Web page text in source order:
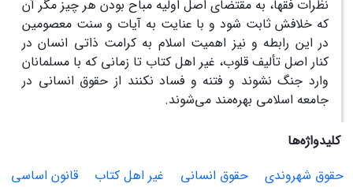
نظرات فقها، به مقتضای اصل اولیه مباح بودن هر چیز مگر آن
که خلافش ثابت شود و با عنایت به آیات و سنت معصومین
در این رابطه و نیز اهمیت اسلام به کرامت ذاتی انسان در
کنار اصل تألیف قلوب، غیر اهل کتاب تا زمانی که با مسلمانان
وارد جنگ نشوند و فتنه و فساد نکنند از حقوق انسانی در
جامعه اسلامی بهره‌مند می‌شوند.
کلیدواژه‌ها
حقوق شهروندی
حقوق انسانی غیر اهل کتاب
قانون اساسی